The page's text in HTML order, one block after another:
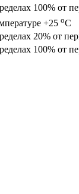
100% от
+25 oC
20% от
100% от